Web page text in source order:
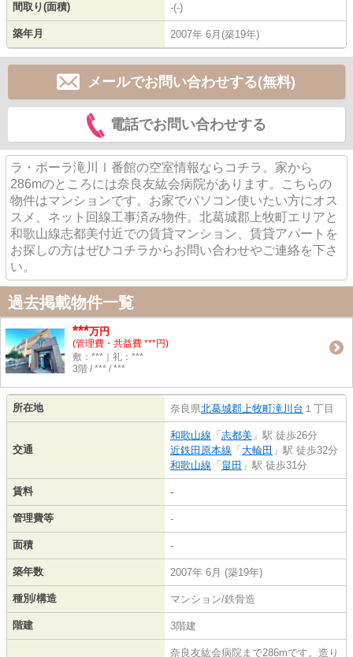
間取り(面積) -(-)
築年月 2007年 6月(築19年)
メールでお問い合わせする(無料)
電話でお問い合わせする
ラ・ポーラ滝川Ⅰ番館の空室情報ならコチラ。家から
286mのところには奈良友紘会病院があります。こちらの
物件はマンションです。お家でパソコン使いたい方にオス
スメ、ネット回線工事済み物件。北葛城郡上牧町エリアと
和歌山線志都美付近での賃貸マンション、賃貸アパートを
お探しの方はぜひコチラからお問い合わせやご連絡を下さ
い。
過去掲載物件一覧
***万円
(管理費・共益費 ***円)
敷：***｜礼：***
3階 / *** / ***
所在地 奈良県北葛城郡上牧町滝川台 １丁目
交通
和歌山線 「 志都美 」駅 徒歩26分
近鉄田原本線 「 大輪田 」駅 徒歩32分
和歌山線 「 畠田 」駅 徒歩31分
賃料 -
管理費等 -
面積 -
築年数 2007年 6月 (築19年)
種別/構造 マンション/鉄骨造
階建 3階建
奈良友紘会病院まで286mです。造り